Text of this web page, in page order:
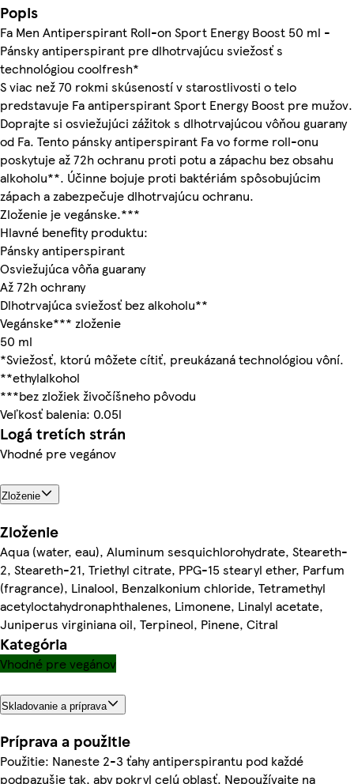
Popis
Fa Men Antiperspirant Roll-on Sport Energy Boost 50 ml -
Pánsky antiperspirant pre dlhotrvajúcu sviežosť s
technológiou coolfresh*
S viac než 70 rokmi skúseností v starostlivosti o telo
predstavuje Fa antiperspirant Sport Energy Boost pre mužov.
Doprajte si osviežujúci zážitok s dlhotrvajúcou vôňou guarany
od Fa. Tento pánsky antiperspirant Fa vo forme roll-onu
poskytuje až 72h ochranu proti potu a zápachu bez obsahu
alkoholu**. Účinne bojuje proti baktériám spôsobujúcim
zápach a zabezpečuje dlhotrvajúcu ochranu.
Zloženie je vegánske.***
Hlavné benefity produktu:
Pánsky antiperspirant
Osviežujúca vôňa guarany
Až 72h ochrany
Dlhotrvajúca sviežosť bez alkoholu**
Vegánske*** zloženie
50 ml
*Sviežosť, ktorú môžete cítiť, preukázaná technológiou vôní.
**ethylalkohol
***bez zložiek živočíšneho pôvodu
Veľkosť balenia: 0.05l
Logá tretích strán
Vhodné pre vegánov
Zloženie
Zloženie
Aqua (water, eau), Aluminum sesquichlorohydrate, Steareth-
2, Steareth-21, Triethyl citrate, PPG-15 stearyl ether, Parfum
(fragrance), Linalool, Benzalkonium chloride, Tetramethyl
acetyloctahydronaphthalenes, Limonene, Linalyl acetate,
Juniperus virginiana oil, Terpineol, Pinene, Citral
Kategória
Vhodné pre vegánov
Skladovanie a príprava
Príprava a použitie
Použitie: Naneste 2-3 ťahy antiperspirantu pod každé
podpazušie tak, aby pokryl celú oblasť. Nepoužívajte na